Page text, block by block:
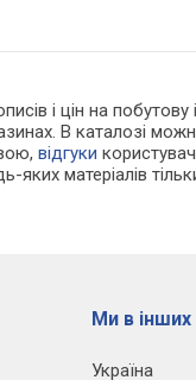
і цін на
В каталозі
відгуки
яких матеріалів
Ми в інших
Україна